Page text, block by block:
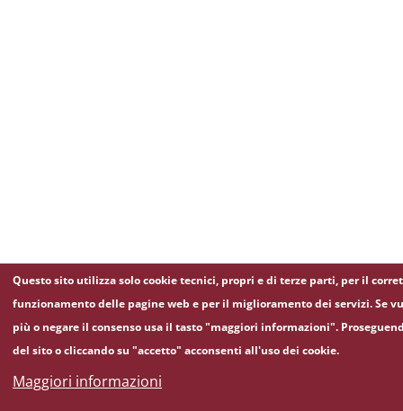
Questo sito utilizza solo cookie tecnici, propri e di terze parti, per il
funzionamento delle pagine web e per il miglioramento dei servizi. Se
più o negare il consenso usa il tasto "maggiori informazioni".
del sito o cliccando su "accetto" acconsenti all'uso dei cookie.
Maggiori informazioni